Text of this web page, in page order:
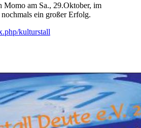
am Sa., 29.Oktober, im
ein großer Erfolg.
kulturstall